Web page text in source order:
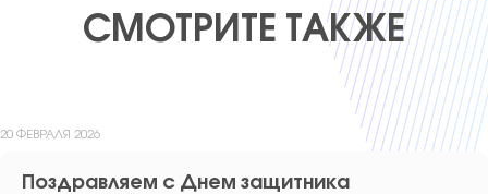
СМОТРИТЕ ТАКЖЕ
29 ДЕКАБРЯ 2025
Поздравляем с Новым Годом и Рождеством